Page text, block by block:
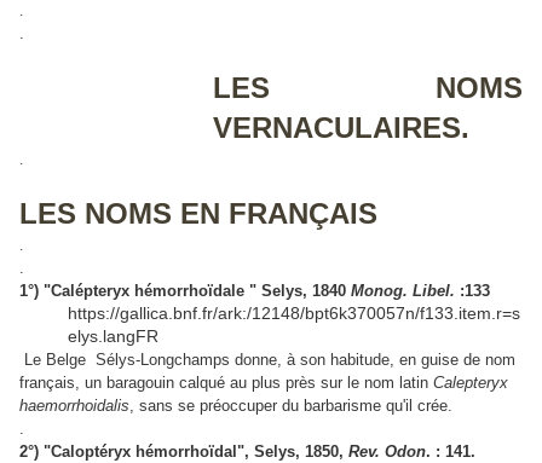
.
.
LES NOMS
VERNACULAIRES.
.
LES NOMS EN FRANÇAIS
.
.
1°) "Calépteryx hémorrhoïdale " Selys, 1840 Monog. Libel. :133
https://gallica.bnf.fr/ark:/12148/bpt6k370057n/f133.item.r=s
elys.langFR
Le Belge Sélys-Longchamps donne, à son habitude, en guise de nom
français, un baragouin calqué au plus près sur le nom latin Calepteryx
haemorrhoidalis, sans se préoccuper du barbarisme qu'il crée.
.
2°) "Caloptéryx hémorrhoïdal", Selys, 1850, Rev. Odon. : 141.